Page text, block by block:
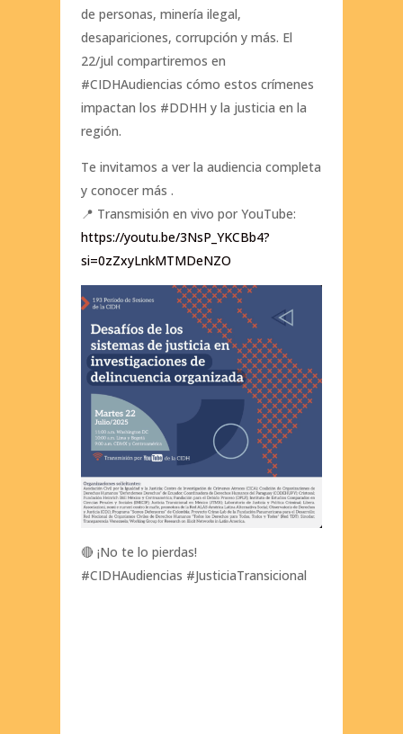
de personas, minería ilegal,
desapariciones, corrupción y más. El
22/jul compartiremos en
#CIDHAudiencias cómo estos crímenes
impactan los #DDHH y la justicia en la
región.
Te invitamos a ver la audiencia completa
y conocer más .
📍 Transmisión en vivo por YouTube:
https://youtu.be/3NsP_YKCBb4?
si=0zZxyLnkMTMDeNZO
🔴 ¡No te lo pierdas!
#CIDHAudiencias #JusticiaTransicional